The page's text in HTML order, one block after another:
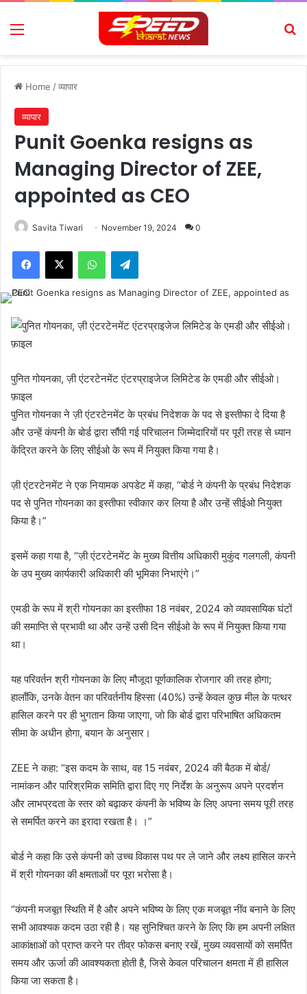
Menu
Home /व्यापार
व्यापार
Punit Goenka resigns as
Managing Director of ZEE,
appointed as CEO
Savita Tiwari November 19, 2024 0
Facebook
X WhatsAppTelegram
पुनित गोयनका, ज़ी एंटरटेनमेंट एंटरप्राइजेज लिमिटेड के एमडी और सीईओ।
फ़ाइल
पुनित गोयनका ने ज़ी एंटरटेनमेंट के प्रबंध निदेशक के पद से इस्तीफा दे दिया है
और उन्हें कंपनी के बोर्ड द्वारा सौंपी गई परिचालन जिम्मेदारियों पर पूरी तरह से ध्यान
केंद्रित करने के लिए सीईओ के रूप में नियुक्त किया गया है।
ज़ी एंटरटेनमेंट ने एक नियामक अपडेट में कहा, “बोर्ड ने कंपनी के प्रबंध निदेशक
पद से पुनित गोयनका का इस्तीफा स्वीकार कर लिया है और उन्हें सीईओ नियुक्त
किया है।”
इसमें कहा गया है, “ज़ी एंटरटेनमेंट के मुख्य वित्तीय अधिकारी मुकुंद गलगली, कंपनी
के उप मुख्य कार्यकारी अधिकारी की भूमिका निभाएंगे।”
एमडी के रूप में श्री गोयनका का इस्तीफा 18 नवंबर, 2024 को व्यावसायिक घंटों
की समाप्ति से प्रभावी था और उन्हें उसी दिन सीईओ के रूप में नियुक्त किया गया
था।
यह परिवर्तन श्री गोयनका के लिए मौजूदा पूर्णकालिक रोजगार की तरह होगा;
हालाँकि, उनके वेतन का परिवर्तनीय हिस्सा (40%) उन्हें केवल कुछ मील के पत्थर
हासिल करने पर ही भुगतान किया जाएगा, जो कि बोर्ड द्वारा परिभाषित अधिकतम
सीमा के अधीन होगा, बयान के अनुसार।
ZEE ने कहा: “इस कदम के साथ, वह 15 नवंबर, 2024 की बैठक में बोर्ड/
नामांकन और पारिश्रमिक समिति द्वारा दिए गए निर्देश के अनुरूप अपने प्रदर्शन
और लाभप्रदता के स्तर को बढ़ाकर कंपनी के भविष्य के लिए अपना समय पूरी तरह
से समर्पित करने का इरादा रखता है। ।”
बोर्ड ने कहा कि उसे कंपनी को उच्च विकास पथ पर ले जाने और लक्ष्य हासिल करने
में श्री गोयनका की क्षमताओं पर पूरा भरोसा है।
“कंपनी मजबूत स्थिति में है और अपने भविष्य के लिए एक मजबूत नींव बनाने के लिए
सभी आवश्यक कदम उठा रही है। यह सुनिश्चित करने के लिए कि हम अपनी लक्षित
आकांक्षाओं को प्राप्त करने पर तीव्र फोकस बनाए रखें, मुख्य व्यवसायों को समर्पित
समय और ऊर्जा की आवश्यकता होती है, जिसे केवल परिचालन क्षमता में ही हासिल
किया जा सकता है।